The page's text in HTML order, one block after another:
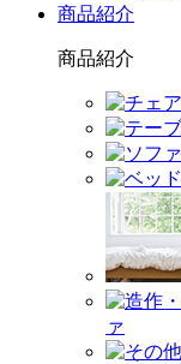
商品紹介
商品紹介
ァ